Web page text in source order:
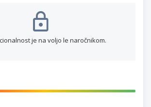
je na voljo le naročnikom.